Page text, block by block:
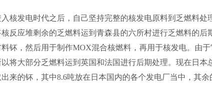
发电时代之后，自己坚持完整的核发电原料到乏燃料处
反应堆剩余的乏燃料运到青森县的六所村进行乏燃料的后
钚，然后用于制作MOX混合核燃料，再用于核发电。由
将大部分乏燃料运到英国和法国进行后期处理。现在日本
来的钚，其中8.6吨放在日本国内的各个发电厂当中，其